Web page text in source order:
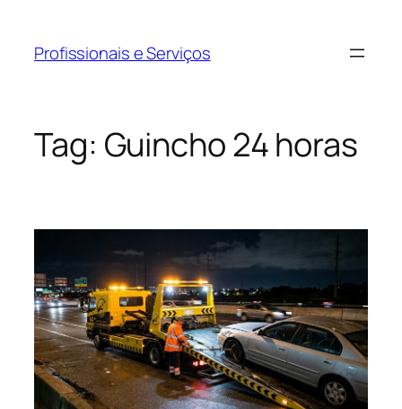
Profissionais e Serviços
Tag: Guincho 24 horas